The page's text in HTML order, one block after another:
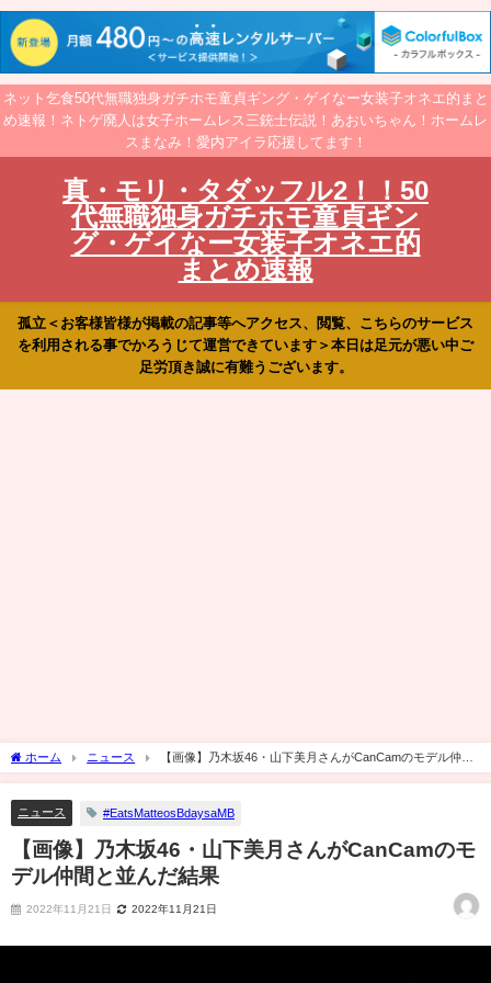
ネット乞食50代無職独身ガチホモ童貞ギング・ゲイなー女装子オネエ的まと
め速報！ネトゲ廃人は女子ホームレス三銃士伝説！あおいちゃん！ホームレ
スまなみ！愛内アイラ応援してます！
真・モリ・タダッフル2！！50
代無職独身ガチホモ童貞ギン
グ・ゲイなー女装子オネエ的
まとめ速報
孤立＜お客様皆様が掲載の記事等へアクセス、閲覧、こちらのサービス
を利用される事でかろうじて運営できています＞本日は足元が悪い中ご
足労頂き誠に有難うございます。
ホーム ニュース
【画像】乃木坂46・山下美月さんがCanCamのモデル仲間
と並んだ結果
ニュース #EatsMatteosBdaysaMB
【画像】乃木坂46・山下美月さんがCanCamのモ
デル仲間と並んだ結果
2022年11月21日 2022年11月21日